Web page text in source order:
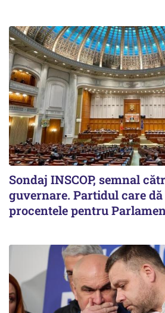
Sondaj INSCOP, semnal
guvernare. Partidul care dă
procentele pentru